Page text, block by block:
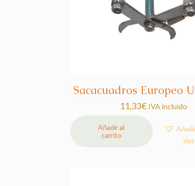
Sacacuadros Europeo
11,33€ IVA incluido
Añadir al
carrito